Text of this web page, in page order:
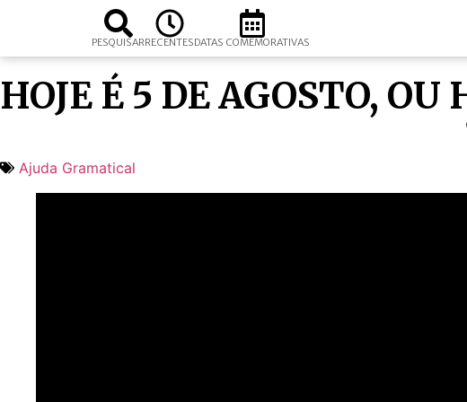
PESQUISARRECENTESDATAS COMEMORATIVAS
HOJE É 5 DE AGOSTO, OU
Ajuda Gramatical